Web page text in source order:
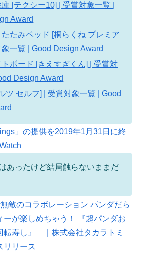
[テクシー10] | 受賞対象一覧 |
Award
たみベッド [桐らくね プレミア
象一覧 | Good Design Award
ボード [きえすぎくん] | 受賞対
Design Award
ツ セルフ] | 受賞対象一覧 | Good
」の提供を2019年1月31日に終
あったけど結局触らないままだ
敵のコラボレーション パンダだら
ーが楽しめちゃう！ 『超パンダお
転寿し』 ｜株式会社タカラトミ
リリース